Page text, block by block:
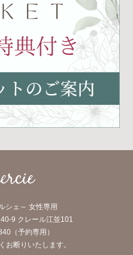
シェ～ 女性専用
9 クレール江並101
（予約専用）
お断りいたします。